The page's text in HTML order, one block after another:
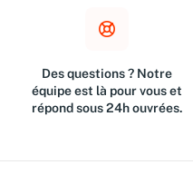
Des questions ? Notre
équipe est là pour vous et
répond sous 24h ouvrées.